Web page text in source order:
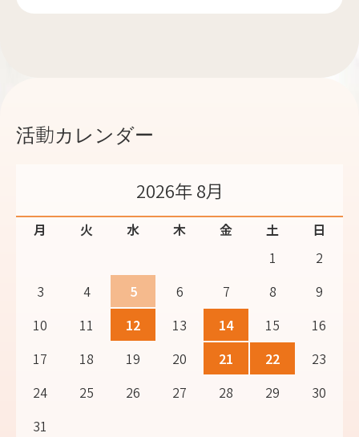
活動カレンダー
2026年 8月
月 火 水 木 金 土
日
1
2
3
4 5 6 7 8
9
10
11 12 13 14 15
16
17
18 19 20 21 22
23
24
25 26 27 28 29
30
31